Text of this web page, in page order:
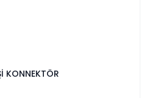
KONNEKTÖR